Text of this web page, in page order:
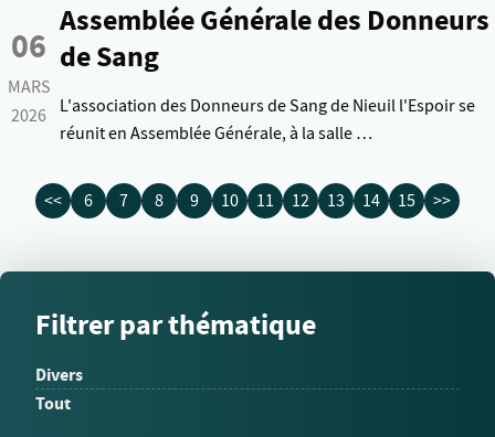
06
MARS
2026
Assemblée Générale des Donneurs
de Sang
L'association des Donneurs de Sang de Nieuil l'Espoir se
réunit en Assemblée Générale, à la salle …
<< 6 7 8 9 10 11 12 13 14 15 >>
Filtrer par thématique
Divers
Tout